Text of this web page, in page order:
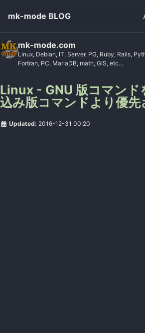
mk-mode BLOG
mk-mode.com
Linux, Debian, IT, Server, PG, Ruby, Rails,
Fortran, PC, MariaDB, math, GIS, etc...
Linux - GNU 版コマンド
込み版コマンドより優先
Updated: 2016-12-31 00:20